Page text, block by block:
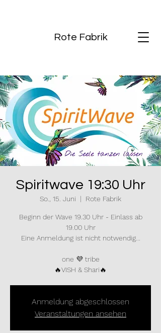
Rote Fabrik
Spiritwave 19:30 Uhr
So., 15. Juni
  |
Rote Fabrik
Beginn der Wave 19.30 Uhr - Einlass ab
19.00 Uhr
Eine Anmeldung ist nicht notwendig...
one 💜 tribe
🔥VISH & Shari🔥
Anmeldung abgeschlossen
Veranstaltungen ansehen